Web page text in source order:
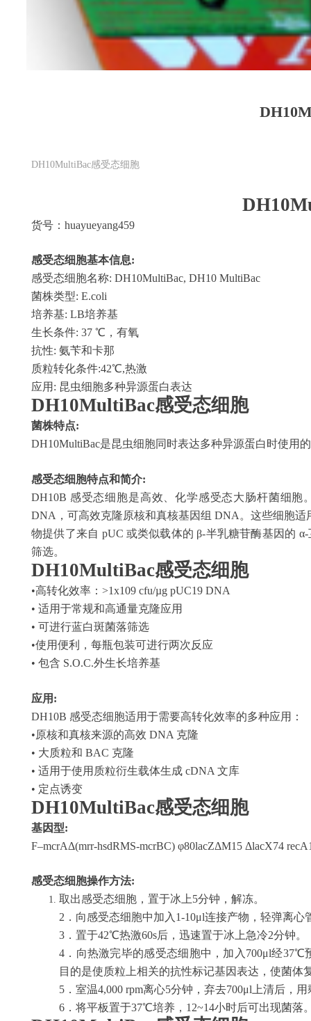
DH10MultiBac感受态细胞
货号： huayueyang459
感受态细胞基本信息:
感受态细胞名称: DH10MultiBac, DH10 MultiBac
菌株类型: E.coli
培养基: LB培养基
生长条件: 37 ℃，有氧
抗性: 氨苄和卡那
质粒转化条件:42℃,热激
应用 : 昆虫细胞多种异源蛋白表达
DH10MultiBac感受态细胞
菌株特点:
DH10MultiBac是昆虫细胞同时表达多种异源蛋白时使用
感受态细胞特点和简介:
DH10B 感受态细胞是高效、化学感受态大肠杆菌细
DNA，可高效克隆原核和真核基因组 DNA。这些细胞
物提供了来自 pUC 或类似载体的 β-半乳糖苷酶基因的
筛选。
DH10MultiBac感受态细胞
•高转化效率：>1x109 cfu/µg pUC19 DNA
• 适用于常规和高通量克隆应用
• 可进行蓝白斑菌落筛选
•使用便利，每瓶包装可进行两次反应
• 包含 S.O.C.外生长培养基
应用 :
DH10B 感受态细胞适用于需要高转化效率的多种应用：
•原核和真核来源的高效 DNA 克隆
• 大质粒和 BAC 克隆
• 适用于使用质粒衍生载体生成 cDNA 文库
• 定点诱变
DH10MultiBac感受态细胞
基因型:
F–mcrAΔ(mrr-hsdRMS-mcrBC) φ80lacZΔM15 ΔlacX74
感受态细胞操作方法:
取出感受态细胞，置于冰上5分钟，解冻。
2．向感受态细胞中加入1-10μl连接产物，轻弹离心
3．置于42℃热激60s后，迅速置于冰上急冷2分钟。
4．向热激完毕的感受态细胞中，加入700μl经37℃
目的是使质粒上相关的抗性标记基因表达，使菌体
5．室温4,000 rpm离心5分钟，弃去700μl上清后，
6．将平板置于37℃培养，12~14小时后可出现菌落